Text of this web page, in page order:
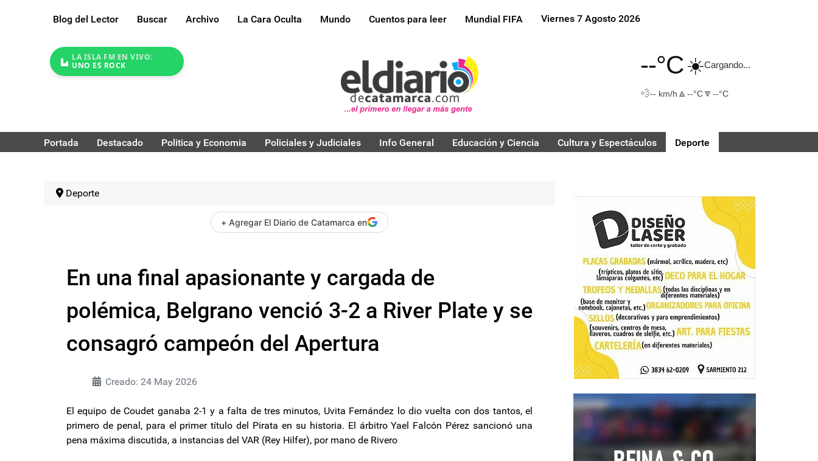
Blog del Lector Buscar Archivo La Cara Oculta Mundo Cuentos para leer Mundial FIFA Viernes 7 Agosto 2026
LA ISLA FM EN VIVO:
UNO ES ROCK
--°C☀️Cargando...
💨-- km/h 🔼 --°C🔽 --°C
Portada Destacado Politica y Economia Policiales y Judiciales Info General Educación y Ciencia Cultura y Espectáculos Deporte
Deporte
+ Agregar El Diario de Catamarca en
En una final apasionante y cargada de
polémica, Belgrano venció 3-2 a River Plate y se
consagró campeón del Apertura
Creado: 24 May 2026
El equipo de Coudet ganaba 2-1 y a falta de tres minutos, Uvita Fernández lo dio vuelta con dos tantos, el
primero de penal, para el primer título del Pirata en su historia. El árbitro Yael Falcón Pérez sancionó una
pena máxima discutida, a instancias del VAR (Rey Hilfer), por mano de Rivero